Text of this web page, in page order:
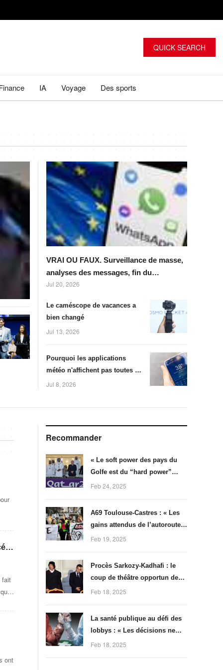
QUICK SEARCH
IA Voyage Des sports
VRAI OU FAUX. Surveillance de masse,
analyses des messages, fin du
chiffrement... On a vérifié six
de &#92;"Chat Control&#92;" dans
l'Union européenne
Jul 20, 2026
Le caméscope de vacances a
bien changé
Jul 13, 2026
Pourquoi les applications
météo n'affichent pas toutes la
même température sur votre
Jul 8, 2026
fait
ont
Recommander
« Le soft power des pays du
Golfe est du “hard power”
fondé sur des relations de
Feb 24, 2025
A69 Toulouse-Castres : « Les
gains attendus de l’autoroute
sont assez faibles », selon
Feb 19, 2025
Procès Sarkozy-Kadhafi : le
coup de théâtre opportun des
avocats de l’ancien président
Feb 18, 2025
La santé publique au défi des
lobbys : « Les décisions ne
doivent pas être imposées par
Feb 18, 2025